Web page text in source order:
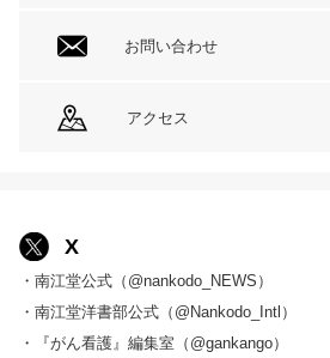
お問い合わせ
アクセス
X
・南江堂公式（@nankodo_NEWS）
・南江堂洋書部公式（@Nankodo_Intl）
・『がん看護』編集室（@gankango）